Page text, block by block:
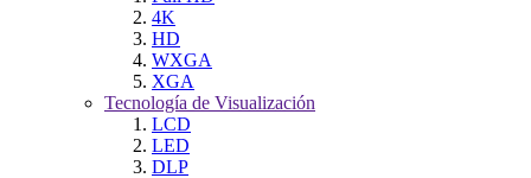
4K
HD
WXGA
XGA
Tecnología de Visualización
LCD
LED
DLP